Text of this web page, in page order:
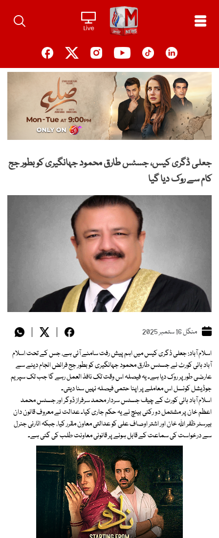
content
جعلی ڈگری کیس، جسٹس طارق محمود جہانگیری کو بطور جج
کام سے روک دیا گیا
منگل 16 ستمبر 2025
اسلام آباد: جعلی ڈگری کیس میں اہم پیش رفت سامنے آئی ہے، جس کے تحت اسلام
آباد ہائی کورٹ نے جسٹس طارق محمود جہانگیری کو بطور جج فرائض انجام دینے سے
عارضی طور پر روک دیا ہے۔ یہ فیصلہ اس وقت تک نافذ العمل رہے گا جب تک سپریم
جوڈیشل کونسل اس معاملے پر اپنا حتمی فیصلہ نہیں سنا دیتی۔
اسلام آباد ہائی کورٹ کے چیف جسٹس سردار محمد سرفراز ڈوگر اور جسٹس محمد
اعظم خان پر مشتمل دو رکنی بینچ نے یہ حکم جاری کیا۔ عدالت نے معروف قانون دان
بیرسٹر ظفر اللہ خان اور اشتر اوصاف علی کو عدالتی معاون مقرر کیا، جبکہ اٹارنی جنرل
سے درخواست کی سماعت کے قابل ہونے پر قانونی معاونت طلب کی گئی ہے۔